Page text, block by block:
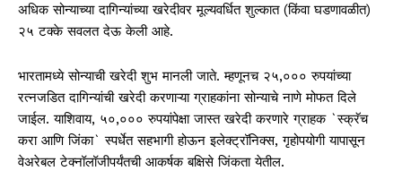
अधिक सोन्याच्या दागिन्यांच्या खरेदीवर मूल्यवर्धित शुल्कात (किंवा घडणावळीत)
२५ टक्के सवलत देऊ केली आहे.
भारतामध्ये सोन्याची खरेदी शुभ मानली जाते. म्हणूनच २५,००० रुपयांच्या
रत्नजडित दागिन्यांची खरेदी करणाऱ्या ग्राहकांना सोन्याचे नाणे मोफत दिले
जाईल. याशिवाय, ५०,००० रुपयांपेक्षा जास्त खरेदी करणारे ग्राहक `स्क्रॅच
करा आणि जिंका` स्पर्धेत सहभागी होऊन इलेक्ट्रॉनिक्स, गृहोपयोगी यापासून
वेअरेबल टेक्नॉलॉजीपर्यंतची आकर्षक बक्षिसे जिंकता येतील.